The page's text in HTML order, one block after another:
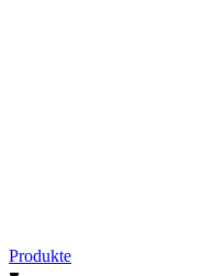
Produkte